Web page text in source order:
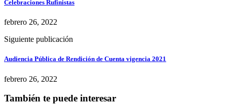
Celebraciones Rufinistas
febrero 26, 2022
Siguiente publicación
Audiencia Pública de Rendición de Cuenta vigencia 2021
febrero 26, 2022
También te puede interesar